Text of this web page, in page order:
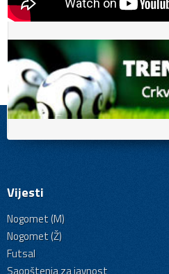
Vijesti
Nogomet (M)
Nogomet (Ž)
Futsal
Saopštenja za javnost